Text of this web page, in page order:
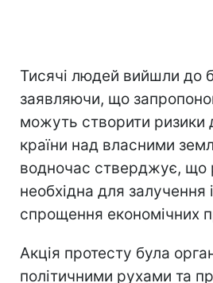
Тисячі людей вийшли до
заявляючи, що
можуть створити ризики
країни над власними
водночас стверджує, що
необхідна для залучення
спрощення економічних
Акція протесту була
політичними рухами та